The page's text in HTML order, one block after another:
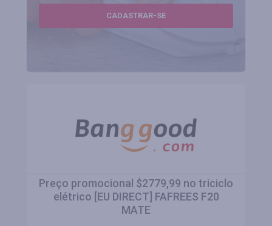
CADASTRAR-SE
Preço promocional $2779,99 no triciclo
elétrico [EU DIRECT] FAFREES F20
MATE